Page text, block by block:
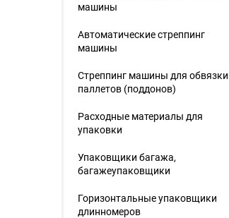
машины
Автоматические стреппинг
машины
Стреппинг машины для обвязки
паллетов (поддонов)
Расходные материалы для
упаковки
Упаковщики багажа,
багажеупаковщики
Горизонтальные упаковщики
длинномеров